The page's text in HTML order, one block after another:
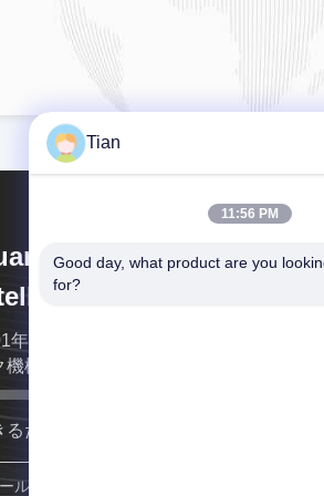
Lishunyuan
Automation Co.,
年に確立されるLishunyuanは堅い箱機
機械の専門の製造業者です。
るだけ早く連絡します
Tian
11:56 PM
Good day, what product are you
for?